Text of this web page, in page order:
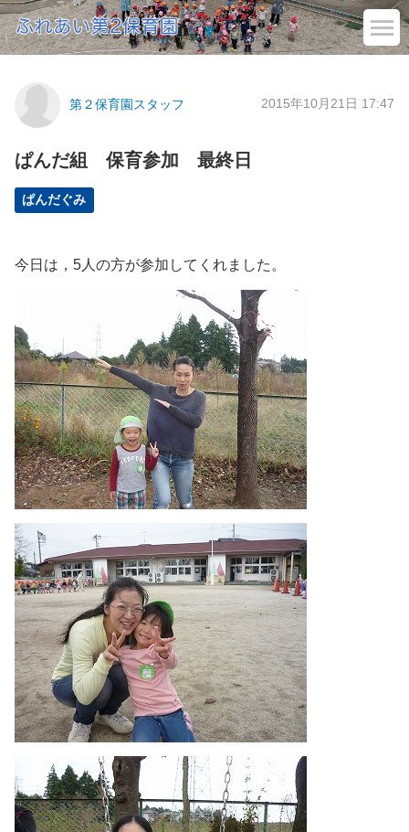
第２保育園スタッフ 2015年10月21日 17:47
ぱんだ組 保育参加 最終日
ぱんだぐみ
今日は，5人の方が参加してくれました。